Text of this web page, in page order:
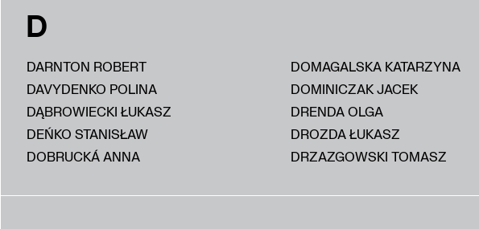
D
DARNTON ROBERT
DAVYDENKO POLINA
DĄBROWIECKI ŁUKASZ
DEŃKO STANISŁAW
DOBRUCKÁ ANNA
DOMAGALSKA KATARZYNA
DOMINICZAK JACEK
DRENDA OLGA
DROZDA ŁUKASZ
DRZAZGOWSKI TOMASZ